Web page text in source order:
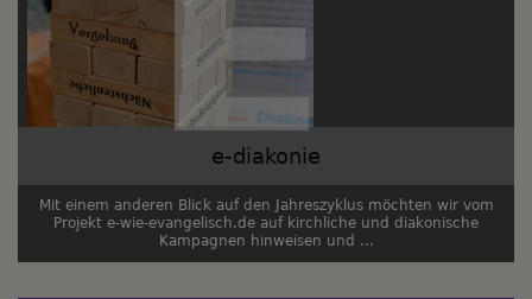
e-diakonie
Mit einem anderen Blick auf den Jahreszyklus möchten wir vom
Projekt e-wie-evangelisch.de auf kirchliche und diakonische
Kampagnen hinweisen und ...